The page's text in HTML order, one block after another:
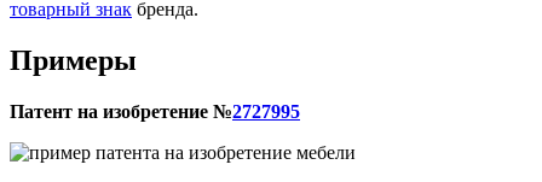
товарный знак бренда.
Примеры
Патент на изобретение №2727995